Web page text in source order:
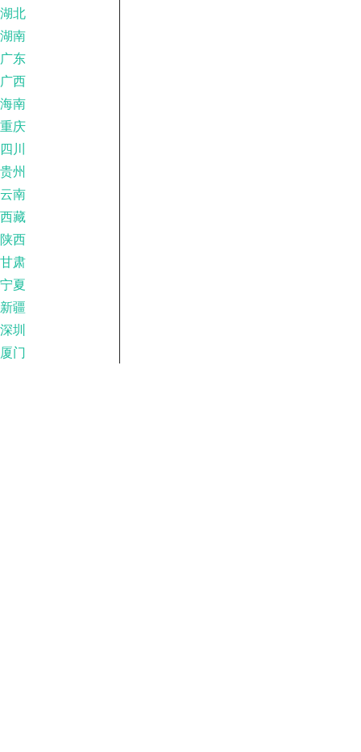
湖北
湖南
广东
广西
海南
重庆
四川
贵州
云南
西藏
陕西
甘肃
宁夏
新疆
深圳
厦门